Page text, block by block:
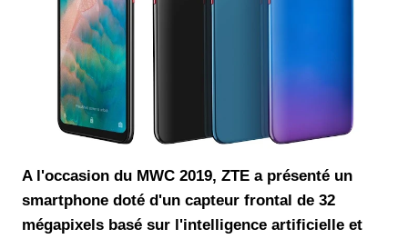
A l'occasion du MWC 2019, ZTE a présenté un
smartphone doté d'un capteur frontal de 32
mégapixels basé sur l'intelligence artificielle et